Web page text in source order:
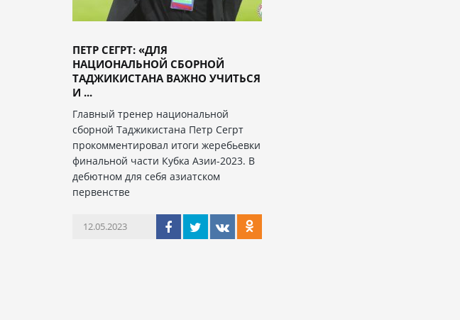
ПЕТР СЕГРТ: «ДЛЯ
НАЦИОНАЛЬНОЙ СБОРНОЙ
ТАДЖИКИСТАНА ВАЖНО УЧИТЬСЯ
И ...
Главный тренер национальной
сборной Таджикистана Петр Сегрт
прокомментировал итоги жеребьевки
финальной части Кубка Азии-2023. В
дебютном для себя азиатском
первенстве
12.05.2023